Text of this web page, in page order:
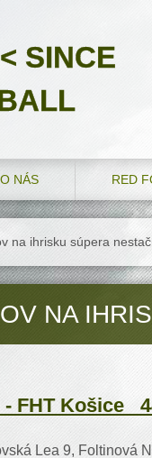
SINCE
O NÁS RED
na ihrisku súpera
NA
FHT Košice
Lea 9, Foltinová